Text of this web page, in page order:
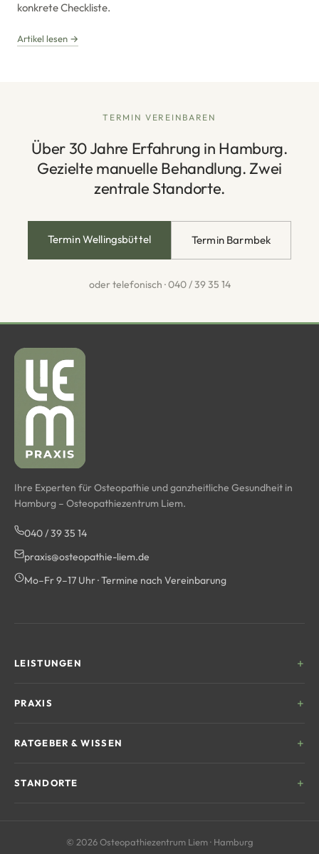
konkrete Checkliste.
Artikel lesen →
TERMIN VEREINBAREN
Über 30 Jahre Erfahrung in Hamburg.
Gezielte manuelle Behandlung. Zwei
zentrale Standorte.
Termin Wellingsbüttel Termin Barmbek
oder telefonisch ·040 / 39 35 14
Ihre Experten für Osteopathie und ganzheitliche Gesundheit in
Hamburg – Osteopathiezentrum Liem.
040 / 39 35 14
praxis@osteopathie-liem.de
Mo–Fr 9–17 Uhr · Termine nach Vereinbarung
LEISTUNGEN
Sportosteopathie
PRAXIS
Kosten & Erstattung
RATGEBER & WISSEN
Vagusnerv & Entspannung
STANDORTE
22391 Hamburg© 2026 Osteopathiezentrum Liem · Hamburg